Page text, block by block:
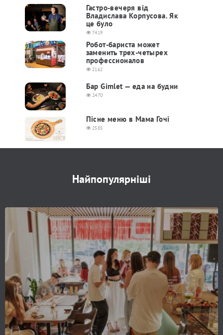
Гастро-вечеря від
Владислава Корпусова. Як
це було
7419
Робот-бариста может
заменить трех-четырех
профессионалов
2162
Бар Gimlet — еда на будни
2470
Пісне меню в Мама Гочі
2585
Найпопулярніші